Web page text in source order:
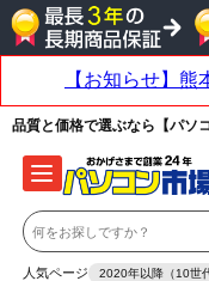
品質と価格で選ぶなら【パソ
人気ページ 2020年以降（10世